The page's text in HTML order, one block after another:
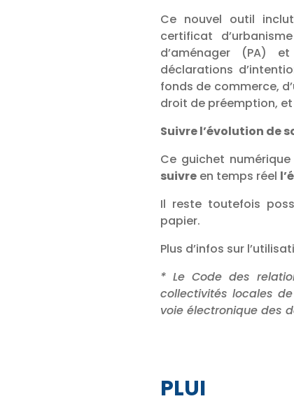
Ce nouvel outil inclut
certificat
d’aménager (PA)
déclarations
fonds de commerce,
droit de préemption,
Suivre l’évolution de
Ce guichet
suivre en temps réel
Il reste toutefois
papier.
Plus d’infos sur
* Le Code des
collectivités locales
voie électronique des
PLUI